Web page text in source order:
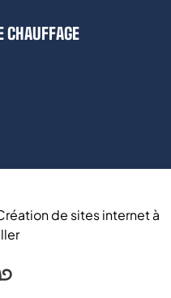
CHAUFFAGE
de sites internet à